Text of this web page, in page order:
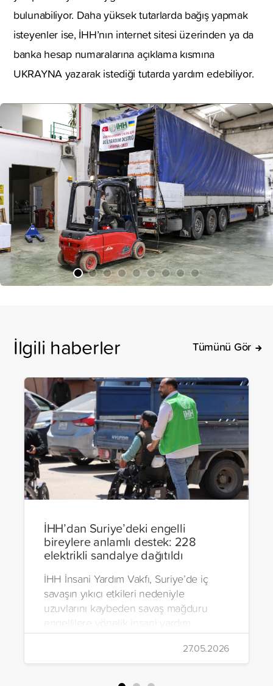
bulunabiliyor. Daha yüksek tutarlarda bağış yapmak
isteyenler ise, İHH’nın internet sitesi üzerinden ya da
banka hesap numaralarına açıklama kısmına
UKRAYNA yazarak istediği tutarda yardım edebiliyor.
İlgili haberler Tümünü Gör
İHH’dan Suriye’deki engelli
bireylere anlamlı destek: 228
elektrikli sandalye dağıtıldı
İHH İnsani Yardım Vakfı, Suriye’de iç
savaşın yıkıcı etkileri nedeniyle
uzuvlarını kaybeden savaş mağduru
engellilere yönelik insani yardım
çalışmalarını aralıksız sürdürüyor. Vakıf,
yürütülen son projeyle Suriye’nin Şam,
Halep, Hama, Humus ve İdlib
bölgelerinde zor şartlarda yaşayan
27.05.2026